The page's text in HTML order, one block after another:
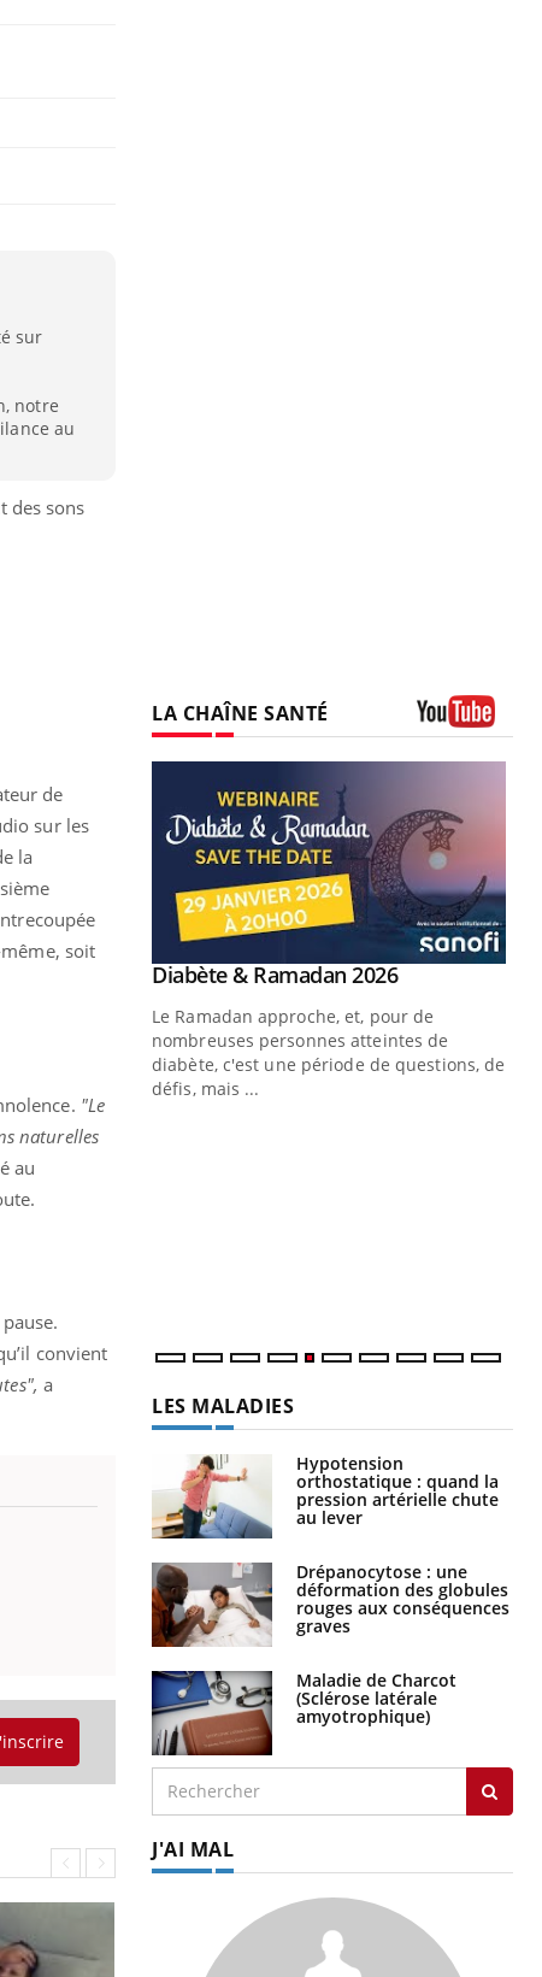
sur
notre
au
des sons
de
sur les
la
soit
"Le
naturelles
au
convient
a
LA CHAÎNE SANTÉ
Youtube
Diabète & Ramadan 2026Youtube
Le Ramadan approche, et, pour de
nombreuses personnes atteintes de
diabète, c'est une période de questions, de
défis, mais ...
LES MALADIES
Hypotension
orthostatique : quand la
pression artérielle chute
au lever
Drépanocytose : une
déformation des globules
rouges aux conséquences
graves
Maladie de Charcot
(Sclérose latérale
amyotrophique)
J'AI MAL